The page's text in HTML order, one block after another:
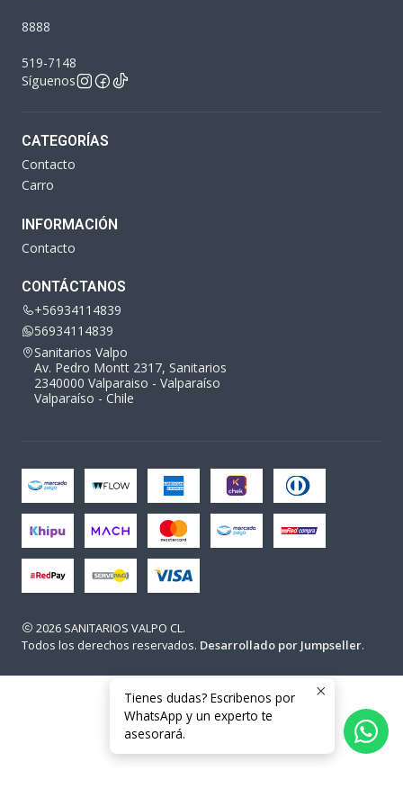
8888
519-7148
Síguenos
CATEGORÍAS
Contacto
Carro
INFORMACIÓN
Contacto
CONTÁCTANOS
+56934114839
56934114839
Sanitarios Valpo
Av. Pedro Montt 2317, Sanitarios
2340000 Valparaiso - Valparaíso
Valparaíso - Chile
2026 SANITARIOS VALPO CL.
Todos los derechos reservados. Desarrollado por Jumpseller.
Tienes dudas? Escribenos por
WhatsApp y un experto te
asesorará.